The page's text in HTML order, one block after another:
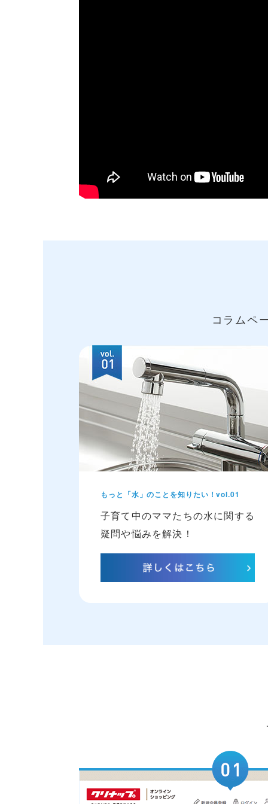
コラムペ
もっと「水」のことを知りたい！vol.01
子育て中のママたちの水に関する
疑問や悩みを解決！